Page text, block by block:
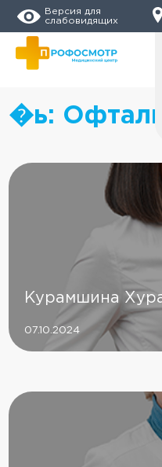
Версия для
слабовидящих
�ь:
Курамшина
07.10.2024